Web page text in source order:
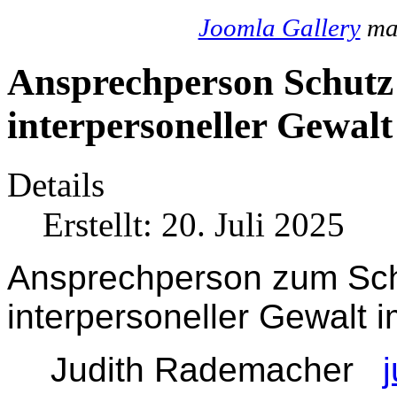
Joomla Gallery
Ansprechperson
interpersoneller Gewalt
Details
Erstellt: 20. Juli 2025
Ansprechperson zum
interpersoneller Gewalt
Judith Rademacher